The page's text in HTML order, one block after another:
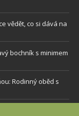
vědět, co si dává na
bochník s minimem
Rodinný oběd s